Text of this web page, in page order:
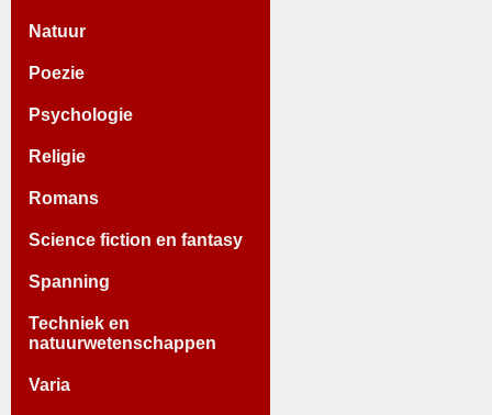
Natuur
Poezie
Psychologie
Religie
Romans
Science fiction en fantasy
Spanning
Techniek en
natuurwetenschappen
Varia